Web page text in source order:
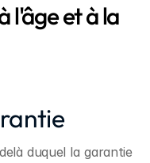
l'âge et à la
duquel la garantie